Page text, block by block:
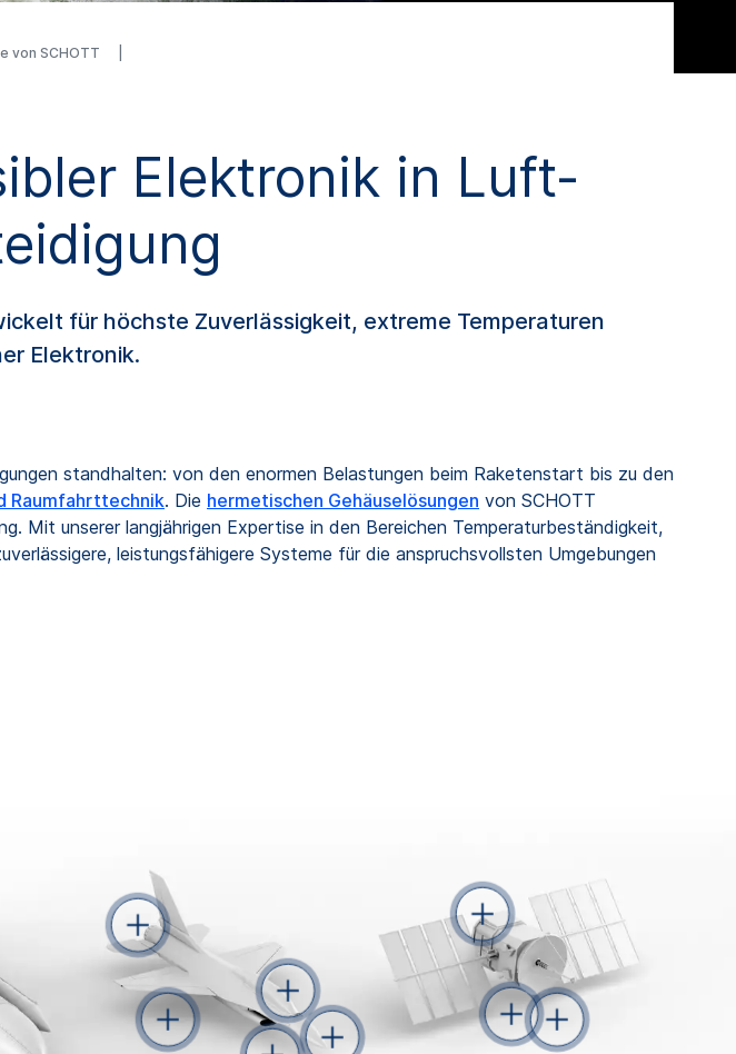
von SCHOTT
Elektronik in Luft-
für höchste Zuverlässigkeit, extreme Temperaturen
Elektronik.
standhalten: von den enormen Belastungen beim Raketenstart bis zu den
Raumfahrttechnik. Die hermetischen Gehäuselösungen von SCHOTT
Mit unserer langjährigen Expertise in den Bereichen Temperaturbeständigkeit,
leistungsfähigere Systeme für die anspruchsvollsten Umgebungen